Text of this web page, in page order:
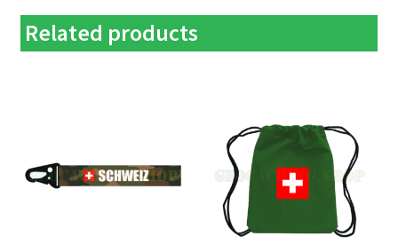
Related products